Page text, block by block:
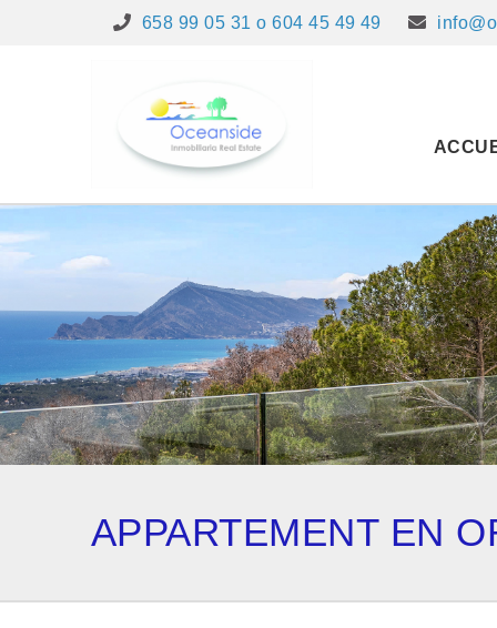
658 99 05 31 o 604 45 49 49
APPARTEMENT EN